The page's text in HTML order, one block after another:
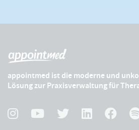
appointmed ist die moderne und
Lösung zur Praxisverwaltung für